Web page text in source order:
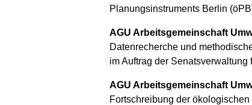
Planungsinstruments Berlin
AGU Arbeitsgemeinschaft
Datenrecherche und
im Auftrag der
AGU Arbeitsgemeinschaft
Fortschreibung der